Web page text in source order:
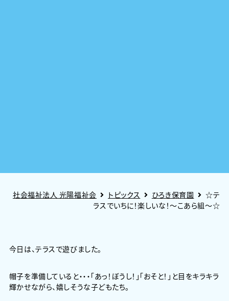
社会福祉法人 光陽福祉会 トピックス ひろき保育園
☆テ
ラスでいちに！楽しいな！～こあら組～☆
今日は、テラスで遊びました。
帽子を準備していると・・・「あっ！ぼうし！」「おそと！」と目をキラキラ
輝かせながら、嬉しそうな子どもたち。